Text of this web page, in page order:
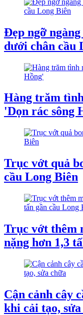
Đẹp ngỡ
dưới chân cầu
Hàng trăm
'Dọn rác sông
Trục vớt quả
cầu Long Biên
Trục vớt thêm
nặng hơn 1,3
Cận cảnh cây
khi cải tạo,